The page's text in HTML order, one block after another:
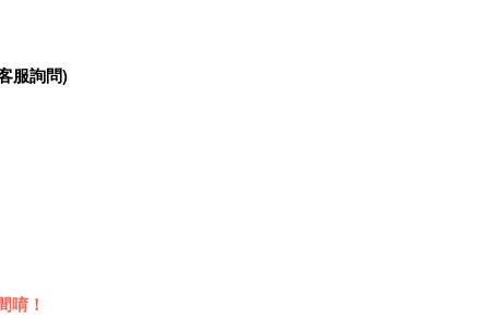
服詢問)
唷！